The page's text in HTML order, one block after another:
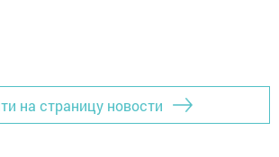
на страницу новости